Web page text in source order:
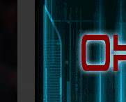
Lage ist,